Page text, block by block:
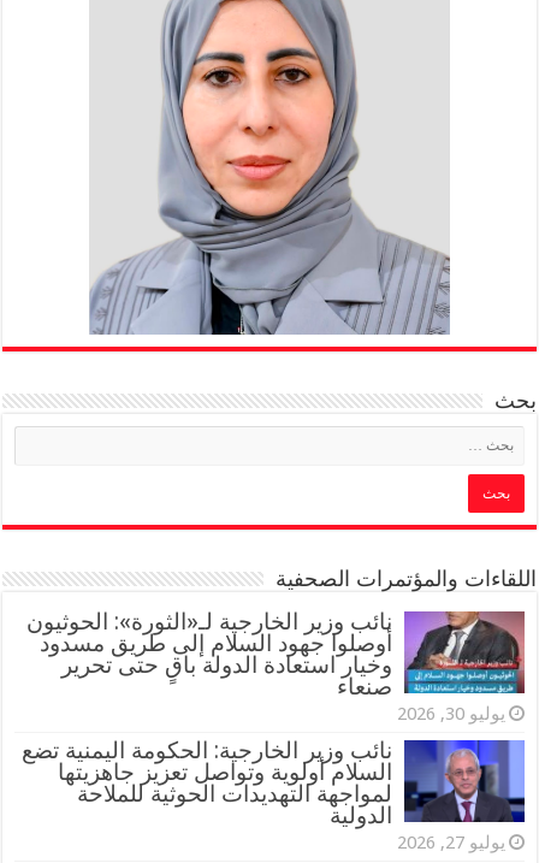
بحث
اللقاءات والمؤتمرات الصحفية
‏نائب وزير الخارجية لـ«الثورة»: الحوثيون
أوصلوا جهود السلام إلى طريق مسدود
وخيار استعادة الدولة باقٍ حتى تحرير
صنعاء
يوليو 30, 2026
نائب وزير الخارجية: الحكومة اليمنية تضع
السلام أولوية وتواصل تعزيز جاهزيتها
لمواجهة التهديدات الحوثية للملاحة
الدولية
يوليو 27, 2026